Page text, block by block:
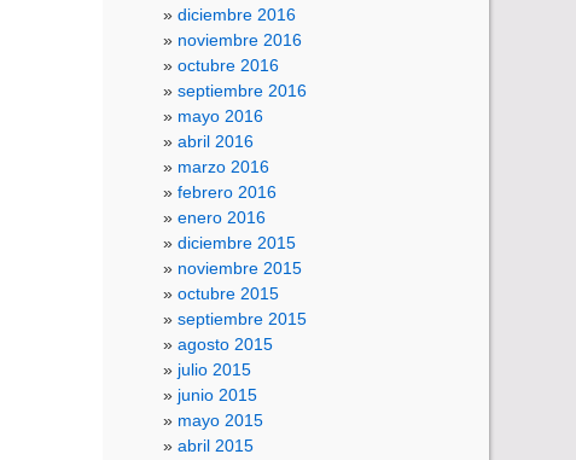
diciembre 2016
noviembre 2016
octubre 2016
septiembre 2016
mayo 2016
abril 2016
marzo 2016
febrero 2016
enero 2016
diciembre 2015
noviembre 2015
octubre 2015
septiembre 2015
agosto 2015
julio 2015
junio 2015
mayo 2015
abril 2015